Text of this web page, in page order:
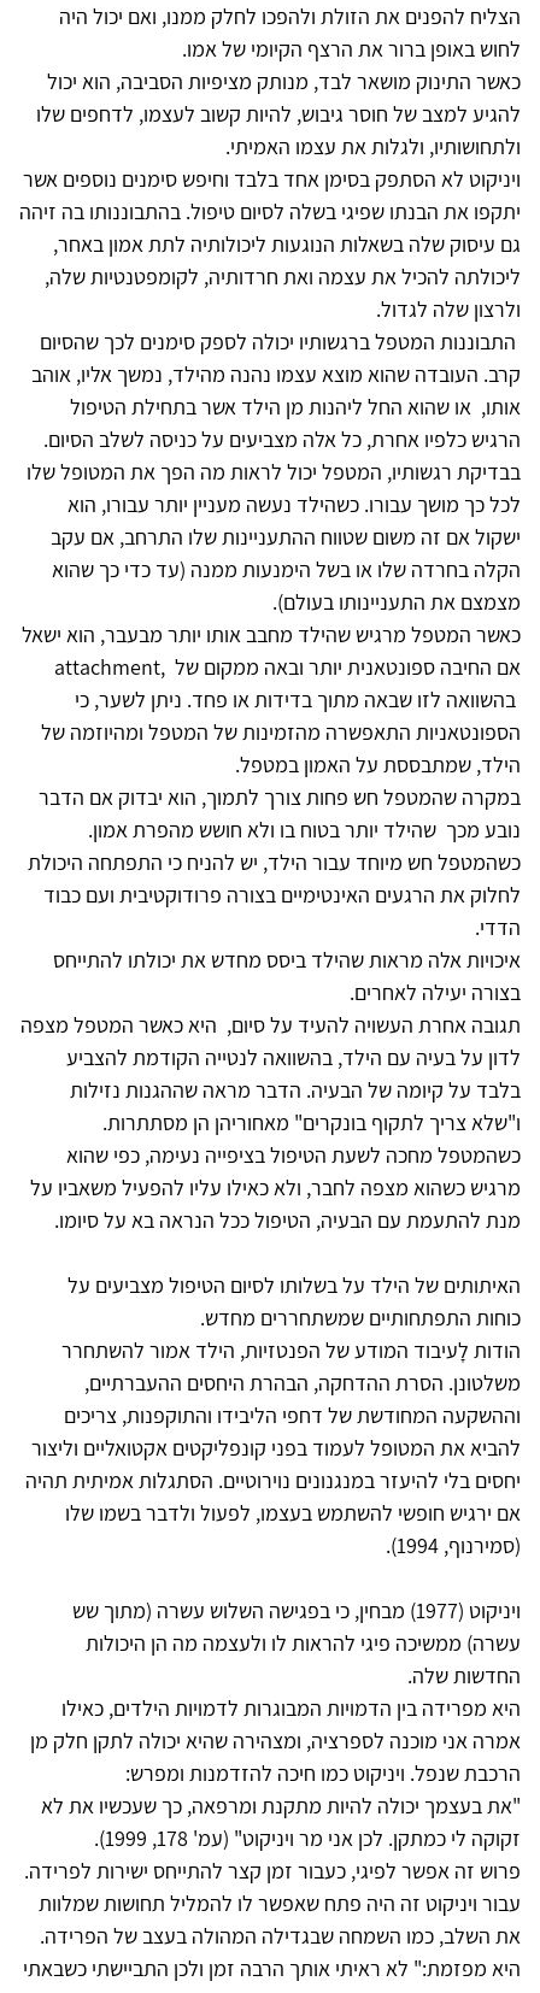
הצליח להפנים את הזולת ולהפכו לחלק ממנו, ואם יכול היה
לחוש באופן ברור את הרצף הקיומי של אמו.
כאשר התינוק מושאר לבד, מנותק מציפיות הסביבה, הוא יכול
להגיע למצב של חוסר גיבוש, להיות קשוב לעצמו, לדחפים שלו
ולתחושותיו, ולגלות את עצמו האמיתי.
ויניקוט לא הסתפק בסימן אחד בלבד וחיפש סימנים נוספים אשר
יתקפו את הבנתו שפיגי בשלה לסיום טיפול. בהתבוננותו בה זיהה
גם עיסוק שלה בשאלות הנוגעות ליכולותיה לתת אמון באחר,
ליכולתה להכיל את עצמה ואת חרדותיה, לקומפטנטיות שלה,
ולרצון שלה לגדול.
התבוננות המטפל ברגשותיו יכולה לספק סימנים לכך שהסיום
קרב. העובדה שהוא מוצא עצמו נהנה מהילד, נמשך אליו, אוהב
אותו, או שהוא החל ליהנות מן הילד אשר בתחילת הטיפול
הרגיש כלפיו אחרת, כל אלה מצביעים על כניסה לשלב הסיום.
בבדיקת רגשותיו, המטפל יכול לראות מה הפך את המטופל שלו
לכל כך מושך עבורו. כשהילד נעשה מעניין יותר עבורו, הוא
ישקול אם זה משום שטווח ההתעניינות שלו התרחב, אם עקב
הקלה בחרדה שלו או בשל הימנעות ממנה (עד כדי כך שהוא
מצמצם את התעניינותו בעולם).
כאשר המטפל מרגיש שהילד מחבב אותו יותר מבעבר, הוא ישאל
אם החיבה ספונטאנית יותר ובאה ממקום של ,attachment
בהשוואה לזו שבאה מתוך בדידות או פחד. ניתן לשער, כי
הספונטאניות התאפשרה מהזמינות של המטפל ומהיוזמה של
הילד, שמתבססת על האמון במטפל.
במקרה שהמטפל חש פחות צורך לתמוך, הוא יבדוק אם הדבר
נובע מכך שהילד יותר בטוח בו ולא חושש מהפרת אמון.
כשהמטפל חש מיוחד עבור הילד, יש להניח כי התפתחה היכולת
לחלוק את הרגעים האינטימיים בצורה פרודוקטיבית ועם כבוד
הדדי.
איכויות אלה מראות שהילד ביסס מחדש את יכולתו להתייחס
בצורה יעילה לאחרים.
תגובה אחרת העשויה להעיד על סיום, היא כאשר המטפל מצפה
לדון על בעיה עם הילד, בהשוואה לנטייה הקודמת להצביע
בלבד על קיומה של הבעיה. הדבר מראה שההגנות נזילות
ו"שלא צריך לתקוף בונקרים" מאחוריהן הן מסתתרות.
כשהמטפל מחכה לשעת הטיפול בציפייה נעימה, כפי שהוא
מרגיש כשהוא מצפה לחבר, ולא כאילו עליו להפעיל משאביו על
מנת להתעמת עם הבעיה, הטיפול ככל הנראה בא על סיומו.
האיתותים של הילד על בשלותו לסיום הטיפול מצביעים על
כוחות התפתחותיים שמשתחררים מחדש.
הודות לָעיבוד המודע של הפנטזיות, הילד אמור להשתחרר
משלטונן. הסרת ההדחקה, הבהרת היחסים ההעברתיים,
וההשקעה המחודשת של דחפי הליבידו והתוקפנות, צריכים
להביא את המטופל לעמוד בפני קונפליקטים אקטואליים וליצור
יחסים בלי להיעזר במנגנונים נוירוטיים. הסתגלות אמיתית תהיה
אם ירגיש חופשי להשתמש בעצמו, לפעול ולדבר בשמו שלו
(סמירנוף, 1994).
ויניקוט (1977) מבחין, כי בפגישה השלוש עשרה (מתוך שש
עשרה) ממשיכה פיגי להראות לו ולעצמה מה הן היכולות
החדשות שלה.
היא מפרידה בין הדמויות המבוגרות לדמויות הילדים, כאילו
אמרה אני מוכנה לספרציה, ומצהירה שהיא יכולה לתקן חלק מן
הרכבת שנפל. ויניקוט כמו חיכה להזדמנות ומפרש:
"את בעצמך יכולה להיות מתקנת ומרפאה, כך שעכשיו את לא
זקוקה לי כמתקן. לכן אני מר ויניקוט" (עמ' 178, 1999).
פרוש זה אפשר לפיגי, כעבור זמן קצר להתייחס ישירות לפרידה.
עבור ויניקוט זה היה פתח שאפשר לו להמליל תחושות שמלוות
את השלב, כמו השמחה שבגדילה המהולה בעצב של הפרידה.
היא מפזמת:" לא ראיתי אותך הרבה זמן ולכן התביישתי כשבאתי